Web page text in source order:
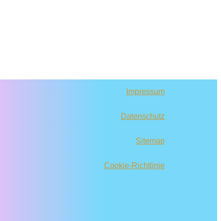
Impressum
Datenschutz
Sitemap
Cookie-Richtlinie